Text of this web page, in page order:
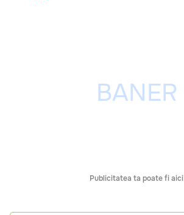
Publicitatea ta poate fi aici